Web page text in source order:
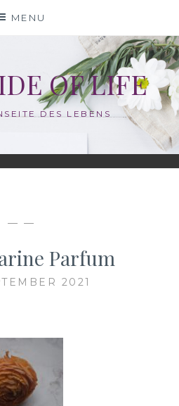
MENU
OF LIFE
DES LEBENS
— —
Parfum
2021